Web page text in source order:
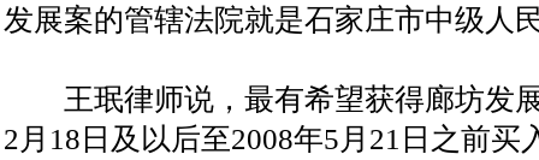
发展案的管辖法院就是石家庄市中级人
王珉律师说，最有希望获得廊坊发
2月18日及以后至2008年5月21日之前买